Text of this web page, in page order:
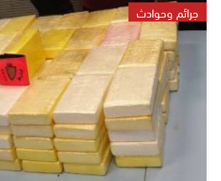
جرائم وحوادث